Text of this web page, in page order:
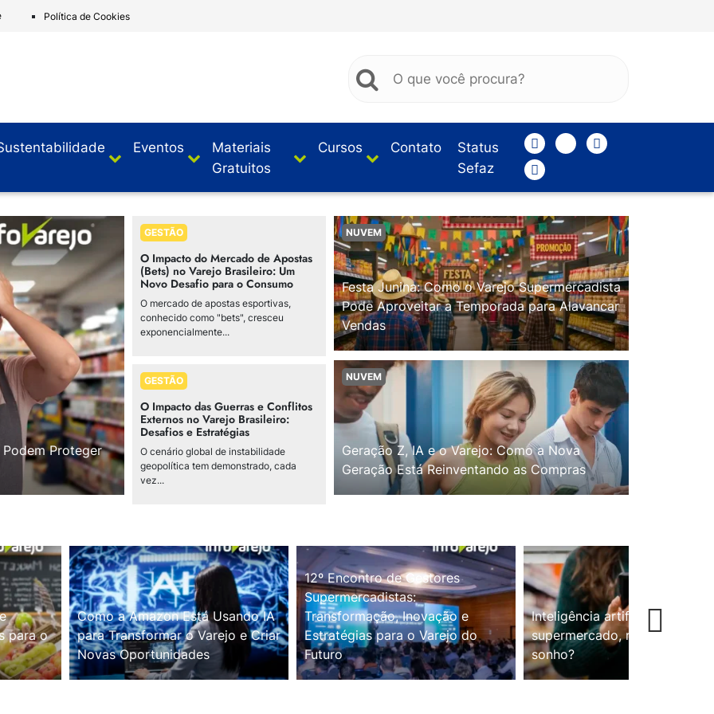
Política de Cookies
Eventos
Materiais
Gratuitos
Cursos Contato
Status
Sefaz
Proteger
GESTÃO
O Impacto do Mercado de Apostas
(Bets) no Varejo Brasileiro: Um
Novo Desafio para o Consumo
O mercado de apostas esportivas,
conhecido como "bets", cresceu
exponencialmente...
GESTÃO
O Impacto das Guerras e Conflitos
Externos no Varejo Brasileiro:
Desafios e Estratégias
O cenário global de instabilidade
geopolítica tem demonstrado, cada
vez...
NUVEM
Festa Junina: Como o Varejo Supermercadista
Pode Aproveitar a Temporada para Alavancar
Vendas
NUVEM
Geração Z, IA e o Varejo: Como a Nova
Geração Está Reinventando as Compras
para o
Como a Amazon Está Usando IA
para Transformar o Varejo e Criar
Novas Oportunidades
12º Encontro de Gestores
Supermercadistas:
Transformação, Inovação e
Estratégias para o Varejo do
Futuro
Inteligência artificial no
supermercado, realidade ou
sonho?